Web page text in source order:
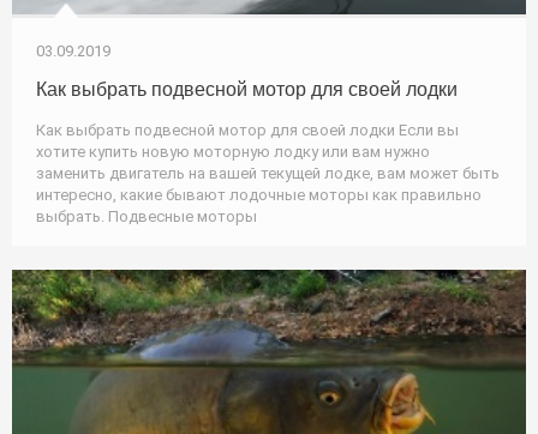
03.09.2019
Как выбрать подвесной мотор для своей лодки
Как выбрать подвесной мотор для своей лодки Если вы
хотите купить новую моторную лодку или вам нужно
заменить двигатель на вашей текущей лодке, вам может быть
интересно, какие бывают лодочные моторы как правильно
выбрать. Подвесные моторы